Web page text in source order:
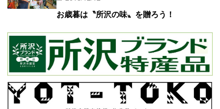
お歳暮は〝所沢の味〟を贈ろう！